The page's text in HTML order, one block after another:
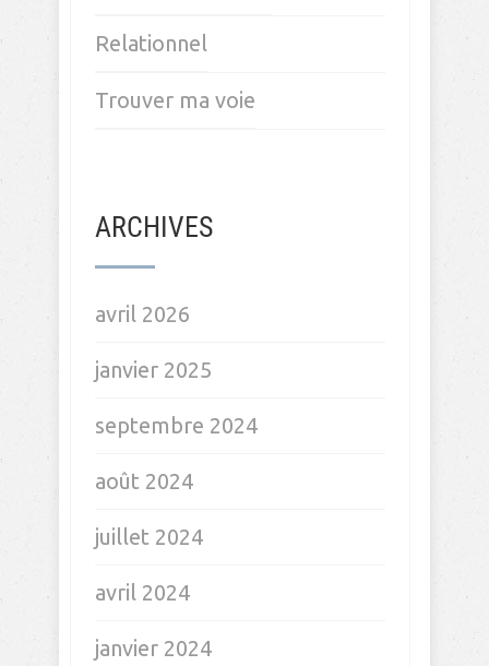
Relationnel
Trouver ma voie
ARCHIVES
avril 2026
janvier 2025
septembre 2024
août 2024
juillet 2024
avril 2024
janvier 2024